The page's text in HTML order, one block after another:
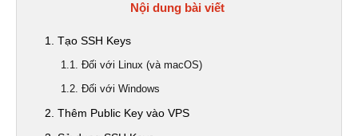
Nội dung bài viết
1. Tạo SSH Keys
1.1. Đối với Linux (và macOS)
1.2. Đối với Windows
2. Thêm Public Key vào VPS